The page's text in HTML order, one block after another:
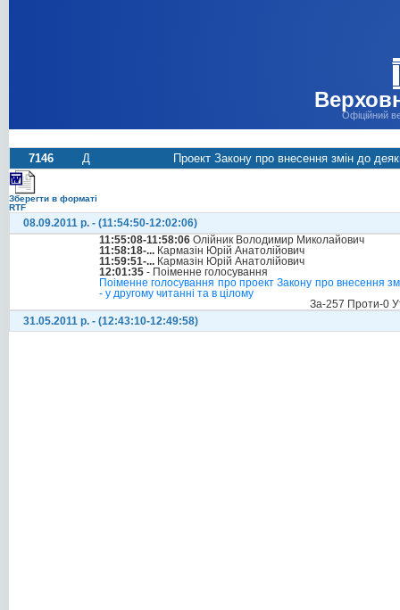
Офіційний
7146 Д Проект Закону про внесення змін до
Зберегти в форматі
RTF
08.09.2011 р. - (11:54:50-12:02:06)
11:55:08-11:58:06 Олійник Володимир Миколайович
11:58:18-... Кармазін Юрій Анатолійович
11:59:51-... Кармазін Юрій Анатолійович
12:01:35 - Поіменне голосування
Поіменне голосування про проект Закону про внесення
- у другому читанні та в цілому
За-257 Проти-0
31.05.2011 р. - (12:43:10-12:49:58)